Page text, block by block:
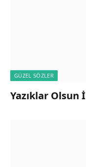
GÜZEL SÖZLER
Yazıklar